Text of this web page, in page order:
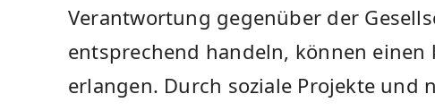
Verantwortung gegenüber der⁢
entsprechend handeln, können einen
erlangen. Durch soziale Projekte und